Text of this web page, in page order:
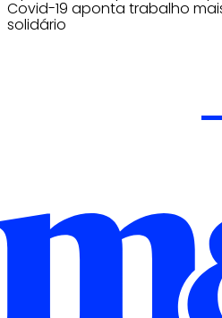
Covid-19 aponta trabalho
solidário